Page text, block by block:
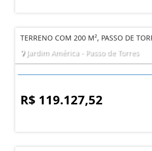
TERRENO COM 200 M², PASSO DE
Jardim América - Passo de Torres
R$ 119.127,52